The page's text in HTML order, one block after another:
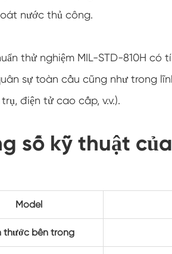
nước thủ công.
thử nghiệm MIL-STD-810H
sự toàn cầu cũng như trong
điện tử cao cấp, v.v.).
số kỹ thuật
Model
thước bên trong